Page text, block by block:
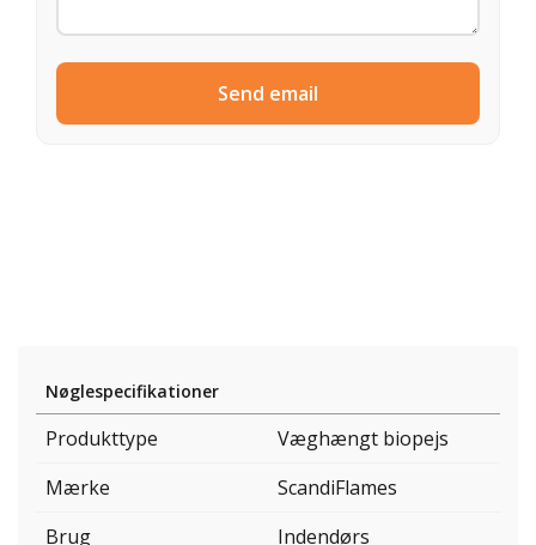
Send email
Nøglespecifikationer
Produkttype
Væghængt biopejs
Mærke
ScandiFlames
Brug
Indendørs